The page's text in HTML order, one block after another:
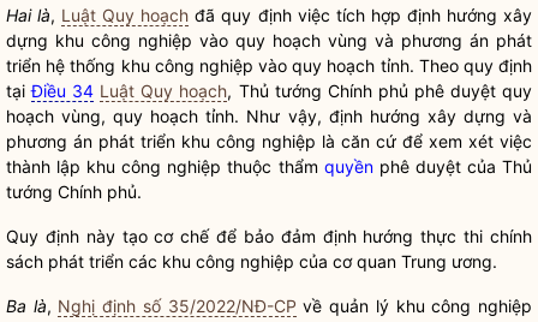
Hai là, Luật Quy hoạch đã quy định việc tích hợp định hướng xây
dựng khu công nghiệp vào quy hoạch vùng và phương án phát
triển hệ thống khu công nghiệp vào quy hoạch tỉnh. Theo quy định
tạiĐiều 34 Luật Quy hoạch, Thủ tướng Chính phủ phê duyệt quy
hoạch vùng, quy hoạch tỉnh. Như vậy, định hướng xây dựng và
phương án phát triển khu công nghiệp là căn cứ để xem xét việc
thành lập khu công nghiệp thuộc thẩm quyềnphê duyệt của Thủ
tướng Chính phủ.
Quy định này tạo cơ chế để bảo đảm định hướng thực thi chính
sách phát triển các khu công nghiệp của cơ quan Trung ương.
Ba là, Nghị định số 35/2022/NĐ-CP về quản lý khu công nghiệp